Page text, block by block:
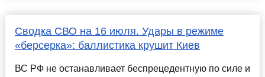
Сводка СВО на 16 июля. Удары в режиме
«берсерка»: баллистика крушит Киев
ВС РФ не останавливает беспрецедентную по силе и